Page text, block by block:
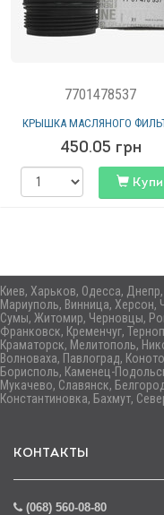
7701478537
КРЫШКА МАСЛЯНОГО
450.05 грн
Киев, Харьков, Одесса,
Мариуполь, Винница, Херсон,
Сумы, Житомир, Черновцы,
Франковск, Кременчуг,
Краматорск, Мелитополь,
Волноваха, Павлоград,
Борисполь, Каменец-
Мукачево, Славянск,
Константиновка, Бахмут,
КОНТАКТЫ
(068) 560-08-80